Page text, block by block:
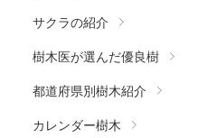
サクラの紹介
樹木医が選んだ優良樹
都道府県別樹木紹介
カレンダー樹木